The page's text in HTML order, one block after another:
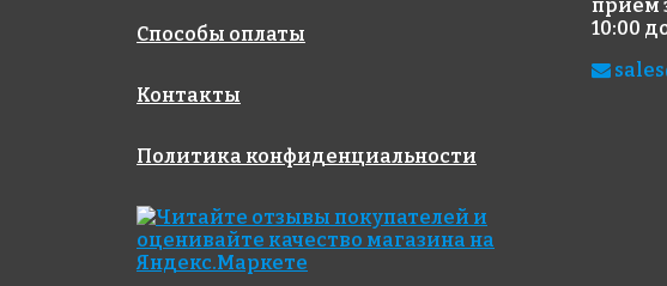
серый
EVO
5 кг
Способы оплаты
Контакты
Политика конфиденциальности
прием
10:00